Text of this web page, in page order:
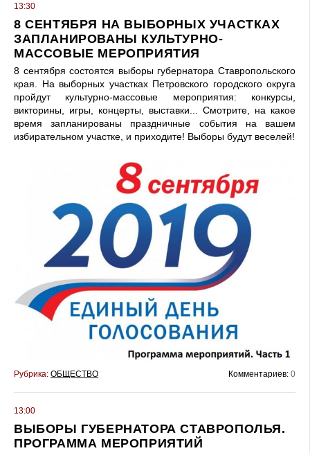
13:30
8 СЕНТЯБРЯ НА ВЫБОРНЫХ УЧАСТКАХ
ЗАПЛАНИРОВАНЫ КУЛЬТУРНО-
МАССОВЫЕ МЕРОПРИЯТИЯ
8 сентября состоятся выборы губернатора Ставропольского
края. На выборных участках Петровского городского округа
пройдут культурно-массовые мероприятия: конкурсы,
викторины, игры, концерты, выставки... Смотрите, на какое
время запланированы праздничные события на вашем
избирательном участке, и приходите! Выборы будут веселей!
Рубрика: ОБЩЕСТВО Комментариев: 0
13:00
ВЫБОРЫ ГУБЕРНАТОРА СТАВРОПОЛЬЯ.
ПРОГРАММА МЕРОПРИЯТИЙ